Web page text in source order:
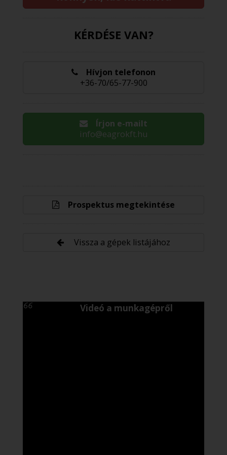
KÉRDÉSE VAN?
Hívjon telefonon
+36-70/65-77-900
Írjon e-mailt
info@eagrokft.hu
Prospektus megtekintése
Vissza a gépek listájához
Videó a munkagépről